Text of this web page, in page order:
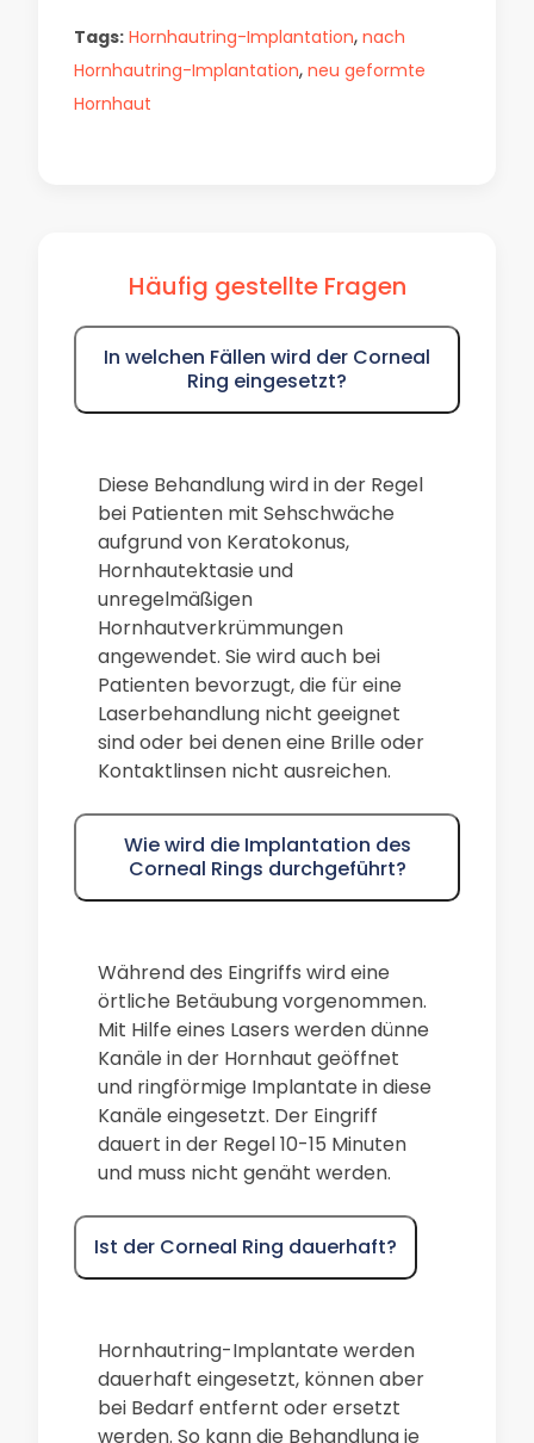
Tags: Hornhautring-Implantation, nach
Hornhautring-Implantation, neu geformte
Hornhaut
Häufig gestellte Fragen
In welchen Fällen wird der Corneal
Ring eingesetzt?
Diese Behandlung wird in der Regel
bei Patienten mit Sehschwäche
aufgrund von Keratokonus,
Hornhautektasie und
unregelmäßigen
Hornhautverkrümmungen
angewendet. Sie wird auch bei
Patienten bevorzugt, die für eine
Laserbehandlung nicht geeignet
sind oder bei denen eine Brille oder
Kontaktlinsen nicht ausreichen.
Wie wird die Implantation des
Corneal Rings durchgeführt?
Während des Eingriffs wird eine
örtliche Betäubung vorgenommen.
Mit Hilfe eines Lasers werden dünne
Kanäle in der Hornhaut geöffnet
und ringförmige Implantate in diese
Kanäle eingesetzt. Der Eingriff
dauert in der Regel 10-15 Minuten
und muss nicht genäht werden.
Ist der Corneal Ring dauerhaft?
Hornhautring-Implantate werden
dauerhaft eingesetzt, können aber
bei Bedarf entfernt oder ersetzt
werden. So kann die Behandlung je